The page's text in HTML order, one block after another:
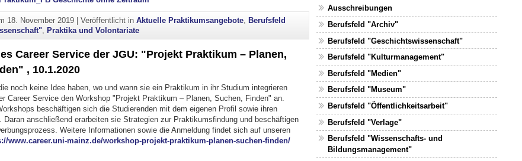
18. November 2019 |Veröffentlicht inAktuelle Praktikumsangebote, Berufsfeld
, Praktika und Volontariate
Career Service der JGU: "Projekt Praktikum – Planen,
, 10.1.2020
noch keine Idee haben, wo und wann sie ein Praktikum in ihr Studium integrieren
Career Service den Workshop "Projekt Praktikum – Planen, Suchen, Finden" an.
beschäftigen sich die Studierenden mit dem eigenen Profil sowie ihren
Daran anschließend erarbeiten sie Strategien zur Praktikumsfindung und beschäftigen
Weitere Informationen sowie die Anmeldung findet sich auf unseren
www.career.uni-mainz.de/workshop-projekt-praktikum-planen-suchen-finden/
Ausschreibungen
Berufsfeld "Archiv"
Berufsfeld "Geschichtswissenschaft"
Berufsfeld "Kulturmanagement"
Berufsfeld "Medien"
Berufsfeld "Museum"
Berufsfeld "Öffentlichkeitsarbeit"
Berufsfeld "Verlage"
Berufsfeld "Wissenschafts- und
Bildungsmanagement"